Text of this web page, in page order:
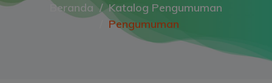
Beranda
Katalog Pengumuman
Pengumuman